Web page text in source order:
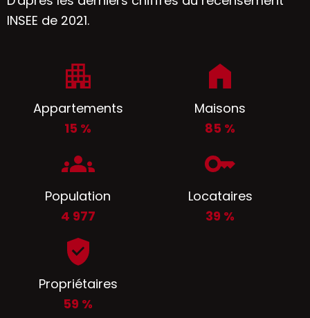
INSEE de 2021.
Appartements
15 %
Maisons
85 %
Population
4 977
Locataires
39 %
Propriétaires
59 %